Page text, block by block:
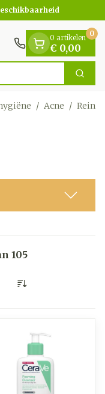
Zoek
0 artikelen
€ 0,00
0
/ Acne /
105